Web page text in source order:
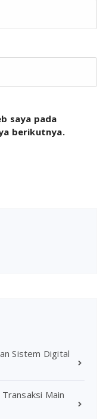
saya pada
berikutnya.
Sistem Digital
Transaksi Main